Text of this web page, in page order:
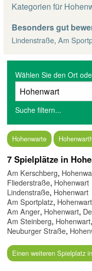
Kategorien für
Besonders gut
Lindenstraße, Am
Wählen Sie den Ort
Suche filtern...
Hohenwarte
7 Spielplätze in
Am Kerschberg,
Fliederstraße, Hohenwart
Lindenstraße, Hohenwart
Am Sportplatz, Hohenwart
Am Anger, Hohenwart,
Am Steinberg, Hohenwart,
Neuburger Straße,
Einen weiteren Spielplatz in